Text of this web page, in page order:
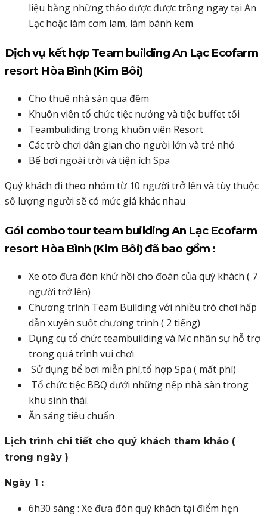
liệu bằng những thảo dược được trồng ngay tại An
Lạc hoặc làm cơm lam, làm bánh kem
Dịch vụ kết hợp Team building An Lạc Ecofarm
resort Hòa Bình (Kim Bôi)
Cho thuê nhà sàn qua đêm
Khuôn viên tổ chức tiệc nướng và tiệc buffet tối
Teambuliding trong khuôn viên Resort
Các trò chơi dân gian cho người lớn và trẻ nhỏ
Bể bơi ngoài trời và tiện ích Spa
Quý khách đi theo nhóm từ 10 người trở lên và tùy thuộc
số lượng người sẽ có mức giá khác nhau
Gói combo tour team building An Lạc Ecofarm
resort Hòa Bình (Kim Bôi) đã bao gồm :
Xe oto đưa đón khứ hồi cho đoàn của quý khách ( 7
người trở lên)
Chương trình Team Building với nhiều trò chơi hấp
dẫn xuyên suốt chương trình ( 2 tiếng)
Dụng cụ tổ chức teambuilding và Mc nhân sự hỗ trợ
trong quá trình vui chơi
Sử dụng bể bơi miễn phí,tổ hợp Spa ( mất phí)
Tổ chức tiệc BBQ dưới những nếp nhà sàn trong
khu sinh thái.
Ăn sáng tiêu chuẩn
Lịch trình chi tiết cho quý khách tham khảo (
trong ngày )
Ngày 1 :
6h30 sáng : Xe đưa đón quý khách tại điểm hẹn